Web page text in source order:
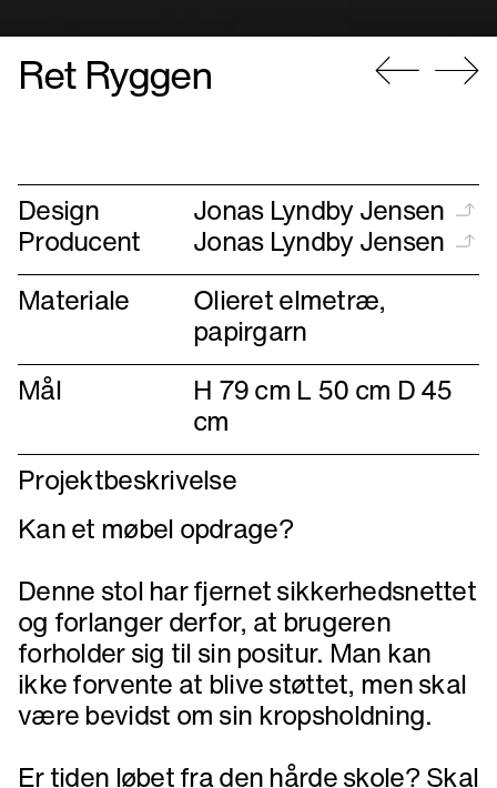
Ret Ryggen
Design Jonas Lyndby Jensen
Producent
Jonas Lyndby Jensen
Materiale
Olieret elmetræ,
papirgarn
Mål
H 79 cm L 50 cm D 45
cm
Projektbeskrivelse
Kan et møbel opdrage?
Denne stol har fjernet sikkerhedsnettet
og forlanger derfor, at brugeren
forholder sig til sin positur. Man kan
ikke forvente at blive støttet, men skal
være bevidst om sin kropsholdning.
Er tiden løbet fra den hårde skole? Skal